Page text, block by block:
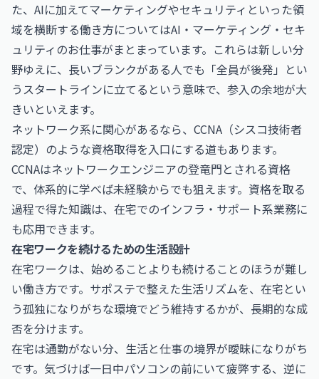
た、AIに加えてマーケティングやセキュリティといった領
域を横断する働き方についてはAI・マーケティング・セキ
ュリティのお仕事がまとまっています。これらは新しい分
野ゆえに、長いブランクがある人でも「全員が後発」とい
うスタートラインに立てるという意味で、参入の余地が大
きいといえます。
ネットワーク系に関心があるなら、 CCNA（シスコ技術者
認定） のような資格取得を入口にする道もあります。
CCNAはネットワークエンジニアの登竜門とされる資格
で、体系的に学べば未経験からでも狙えます。資格を取る
過程で得た知識は、在宅でのインフラ・サポート系業務に
も応用できます。
在宅ワークを続けるための生活設計
在宅ワークは、始めることよりも続けることのほうが難し
い働き方です。サポステで整えた生活リズムを、在宅とい
う孤独になりがちな環境でどう維持するかが、長期的な成
否を分けます。
在宅は通勤がない分、生活と仕事の境界が曖昧になりがち
です。気づけば一日中パソコンの前にいて疲弊する、逆に